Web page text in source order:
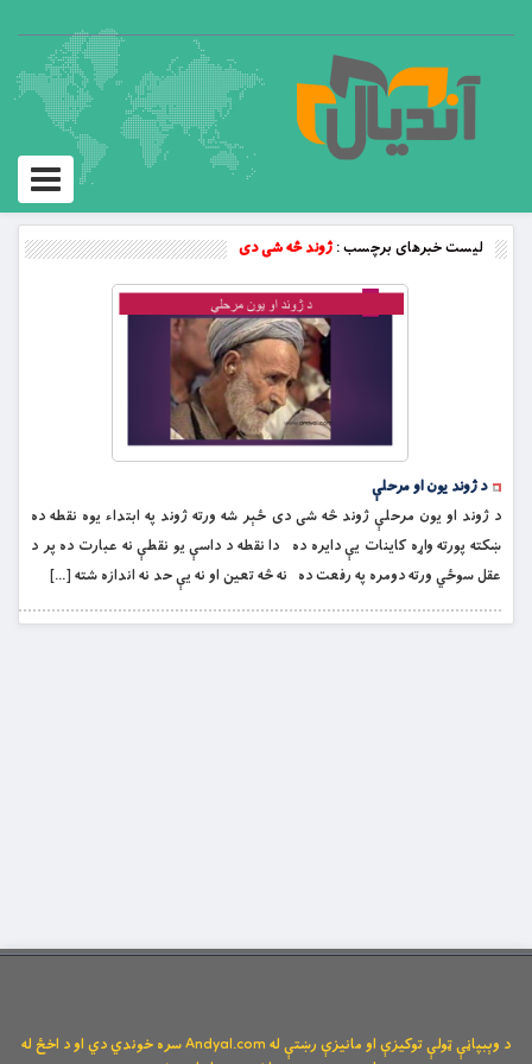
Toggle
لیست خبرهای برچسب :ژوند څه شی دی
د ژوند یون او مرحلې
د ژوند او یون مرحلې ژوند څه شی دی ځېر شه ورته ژوند په ابتداء یوه نقطه ده
ښکته پورته واړه کاینات یې دایره ده دا نقطه د داسې یو نقطې نه عبارت ده پر د
عقل سوځي ورته دومره په رفعت ده نه څه تعین او نه یې حد نه اندازه شته […]
د وېبپاڼې ټولې توکیزې او مانیزې رښتې له Andyal.com سره خوندي دي او د اخځ له